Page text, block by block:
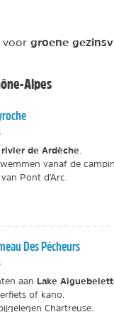
voor groene
Alpes
rivier de Ardèche
vanaf de
Pont d'Arc.
Des Pécheurs
aan Lake
of kano.
Chartreuse.